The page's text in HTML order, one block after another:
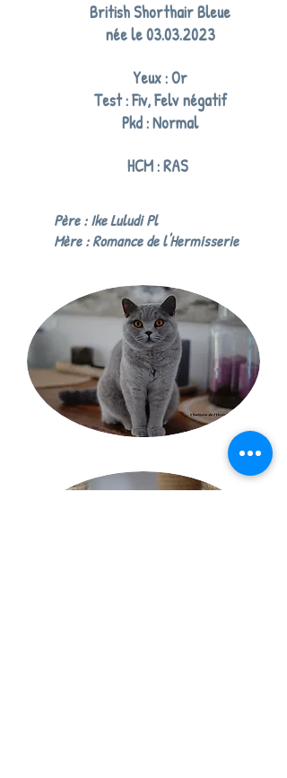
British Shorthair Bleue
née le03.03.2023
Yeux : Or
Test : Fiv, Felv négatif
Pkd : Normal
HCM : RAS
Père :Ike Luludi Pl
Mère :Romance de l'Hermisserie